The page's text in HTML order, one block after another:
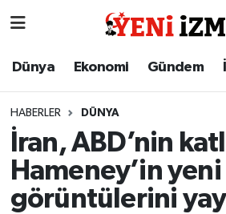
Dünya Ekonomi Gündem
HABERLER DÜNYA
İran, ABD’nin
Hameney’in yeni
görüntülerini
Dünya
Gündem
İzmir
İzmir Nöbetçi Eczaneler
İzmir Namaz Vakitleri
İzmir Trafik Yoğunluk Haritası